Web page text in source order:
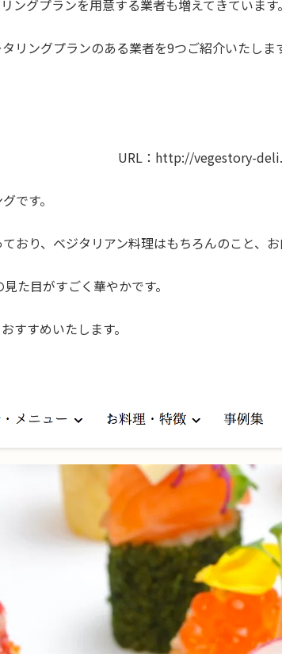
グプランを用意する業者も増えてきています。
リングプランのある業者を9つご紹介いたしま
URL： http://vegestory-
です。
おり、ベジタリアン料理はもちろんのこと、
た目がすごく華やかです。
すすめいたします。